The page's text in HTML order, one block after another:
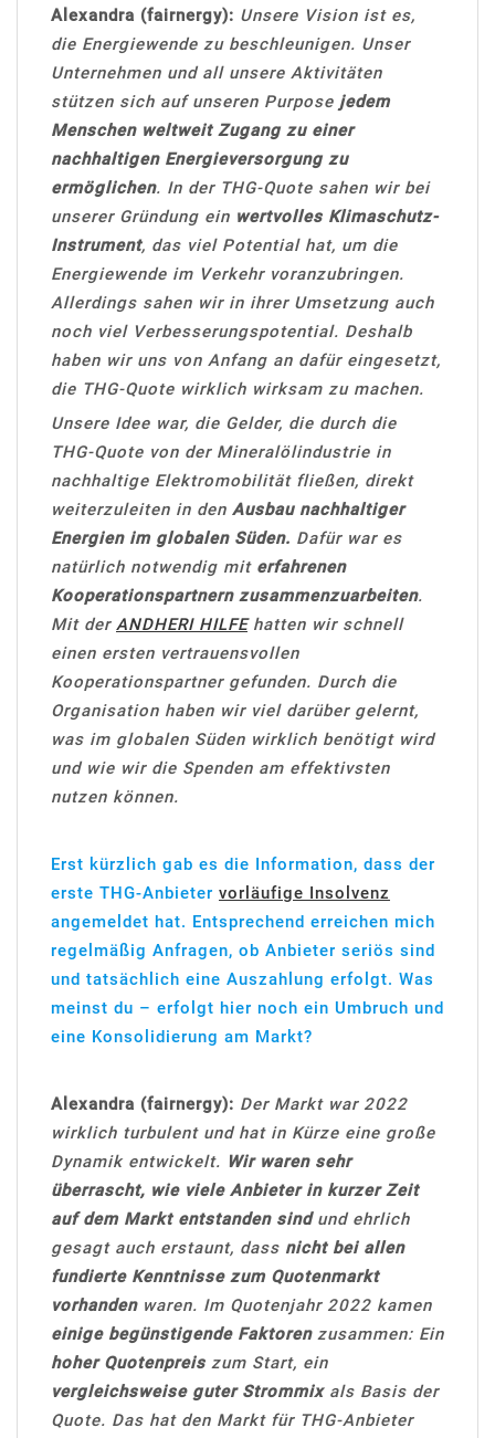
Alexandra (fairnergy): Unsere Vision ist es,
die Energiewende zu beschleunigen. Unser
Unternehmen und all unsere Aktivitäten
stützen sich auf unseren Purpose jedem
Menschen weltweit Zugang zu einer
nachhaltigen Energieversorgung zu
ermöglichen. In der THG-Quote sahen wir bei
unserer Gründung ein wertvolles Klimaschutz-
Instrument, das viel Potential hat, um die
Energiewende im Verkehr voranzubringen.
Allerdings sahen wir in ihrer Umsetzung auch
noch viel Verbesserungspotential. Deshalb
haben wir uns von Anfang an dafür eingesetzt,
die THG-Quote wirklich wirksam zu machen.
Unsere Idee war, die Gelder, die durch die
THG-Quote von der Mineralölindustrie in
nachhaltige Elektromobilität fließen, direkt
weiterzuleiten in den Ausbau nachhaltiger
Energien im globalen Süden. Dafür war es
natürlich notwendig miterfahrenen
Kooperationspartnern zusammenzuarbeiten.
Mit der ANDHERI HILFEhatten wir schnell
einen ersten vertrauensvollen
Kooperationspartner gefunden. Durch die
Organisation haben wir viel darüber gelernt,
was im globalen Süden wirklich benötigt wird
und wie wir die Spenden am effektivsten
nutzen können.
Erst kürzlich gab es die Information, dass der
erste THG-Anbieter vorläufige Insolvenz
angemeldet hat. Entsprechend erreichen mich
regelmäßig Anfragen, ob Anbieter seriös sind
und tatsächlich eine Auszahlung erfolgt. Was
meinst du – erfolgt hier noch ein Umbruch und
eine Konsolidierung am Markt?
Alexandra (fairnergy): Der Markt war 2022
wirklich turbulent und hat in Kürze eine große
Dynamik entwickelt. Wir waren sehr
überrascht, wie viele Anbieter in kurzer Zeit
auf dem Markt entstanden sind und ehrlich
gesagt auch erstaunt, dass nicht bei allen
fundierte Kenntnisse zum Quotenmarkt
vorhandenwaren. Im Quotenjahr 2022 kamen
einige begünstigende Faktorenzusammen: Ein
hoher Quotenpreis zum Start, ein
vergleichsweise guter Strommixals Basis der
Quote. Das hat den Markt für THG-Anbieter